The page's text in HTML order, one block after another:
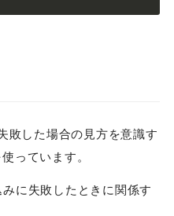
敗した場合の見方を意識す
っています。
に失敗したときに関係す